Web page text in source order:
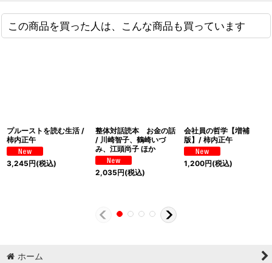
この商品を買った人は、こんな商品も買っています
プルーストを読む生活 /
柿内正午
3,245円(税込)
整体対話読本 お金の話
/ 川崎智子、鶴崎いづ
み、江頭尚子 ほか
2,035円(税込)
会社員の哲学【増補
版】/ 柿内正午
1,200円(税込)
ホーム